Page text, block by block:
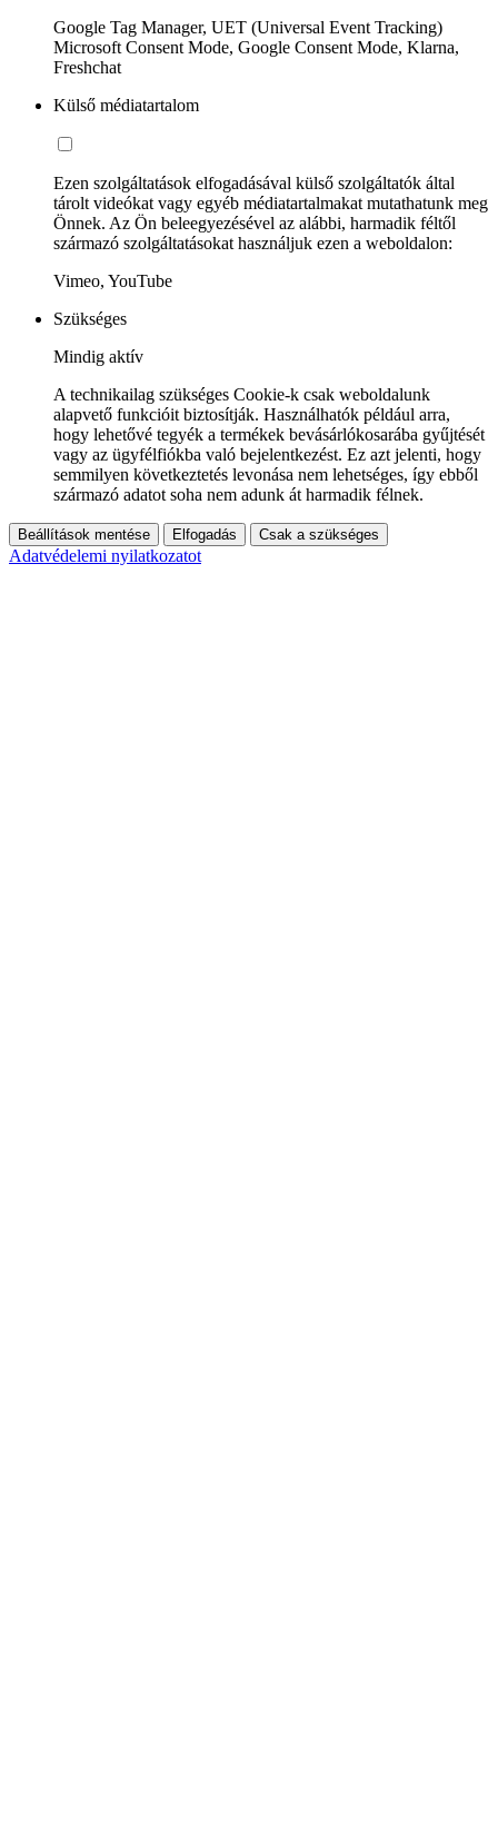
Google Tag Manager, UET (Universal Event Tracking)
Microsoft Consent Mode, Google Consent Mode, Klarna,
Freshchat
Külső médiatartalom
Ezen szolgáltatások elfogadásával külső szolgáltatók által
tárolt videókat vagy egyéb médiatartalmakat mutathatunk meg
Önnek. Az Ön beleegyezésével az alábbi, harmadik féltől
származó szolgáltatásokat használjuk ezen a weboldalon:
Vimeo, YouTube
Szükséges
Mindig aktív
A technikailag szükséges Cookie-k csak weboldalunk
alapvető funkcióit biztosítják. Használhatók például arra,
hogy lehetővé tegyék a termékek bevásárlókosarába gyűjtését
vagy az ügyfélfiókba való bejelentkezést. Ez azt jelenti, hogy
semmilyen következtetés levonása nem lehetséges, így ebből
származó adatot soha nem adunk át harmadik félnek.
Beállítások mentése Elfogadás Csak a szükséges
Adatvédelemi nyilatkozatot